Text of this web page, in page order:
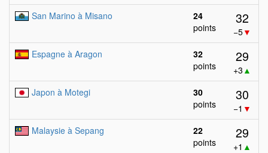
San Marino à Misano
24
points
32
−5▼
Espagne à Aragon
32
points
29
+3 ▲
Japon à Motegi
30
points
30
−1 ▼
Malaysie à Sepang
22
points
29
+1 ▲